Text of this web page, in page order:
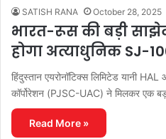
SATISH RANA October 28, 2025
भारत-रूस की बड़ी
होगा अत्याधुनिक SJ-
हिंदुस्तान एयरोनॉटिक्स लिमिटेड यानी
कॉर्पोरेशन (PJSC-UAC) ने मिलकर एक
Read More »